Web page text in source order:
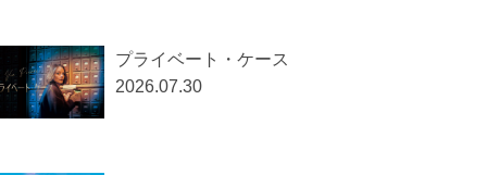
プライベート・ケース
2026.07.30